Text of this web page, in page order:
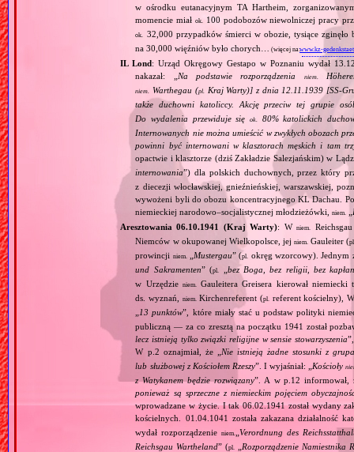
w ośrodku eutanacyjnym TA Hartheim,
momencie miałok. 100 podobozów niewolniczej pracy
ok.
32,000 przypadków śmierci w obozie, tysiące
na 30,000 więźniów było chorych…
(więcej na:www.kz-
IL Lond: Urząd Okręgowy Gestapo w Poznaniu wydał
nakazał: „
Na podstawie rozporządzenia niem.
niem. Warthegau (pl.
Kraj Warty)] z dnia 12.11.1939
także duchowni katoliccy. Akcję przeciw tej grupie
Do wydalenia przewiduje się
ok.
80% katolickich
Internowanych nie można umieścić w zwykłych obozach
powinni być internowani w klasztorach męskich i tam
opactwie i klasztorze (dziś Zakładzie Salezjańskim) w
internowania”) dla polskich duchownych, przez który
z diecezji włocławskiej, gnieźnieńskiej, warszawskiej,
wywożeni byli do obozu koncentracyjnego KL Dachau.
niemieckiej narodowo–socjalistycznej młodzieżówki,niem.
Aresztowania 06.10.1941 (Kraj Warty): Wniem.
Niemców w okupowanej Wielkopolsce, jejniem. Gauleiter (
prowincji niem. Mustergau” (pl.
okręg wzorcowy).
und Sakramenten” (pl.
bez Boga, bez religii, bez
w Urzędzie niem.
Gauleitera Greisera kierował
ds. wyznań,
niem. Kirchenreferent (pl.
referent kościelny),
13 punktów”, które miały stać u podstaw polityki
publiczną — za co zresztą na początku 1941 został
lecz istnieją tylko związki religijne w sensie stowarzyszenia
W p.2 oznajmiał, że „ Nie istnieją żadne stosunki z
lub służbowej z Kościołem Rzeszy”. I wyjaśniał: „ Kościoły
z Watykanem będzie rozwiązany”. A w p.12 informował,
ponieważ są sprzeczne z niemieckim pojęciem
wprowadzane w życie. I tak 06.02.1941 został wydany
kościelnych. 01.04.1041 została zakazana działalność
wydał rozporządzenieniem. „Verordnung des
Reichsgau Wartheland” (pl. Rozporządzenie Namiestnika